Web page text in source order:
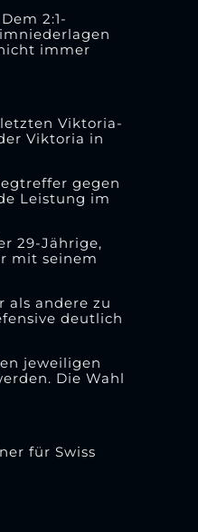
2:1-
immer
Viktoria-
Viktoria in
gegen
Leistung im
29-Jährige,
mit seinem
als andere zu
deutlich
jeweiligen
Die Wahl
für Swiss